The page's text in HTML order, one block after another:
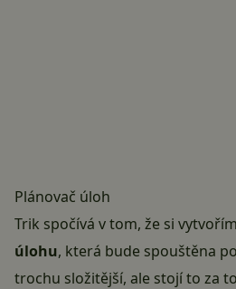
Plánovač úloh
Trik spočívá v tom, že si
úlohu, která bude spouštěna
trochu složitější, ale stojí to za